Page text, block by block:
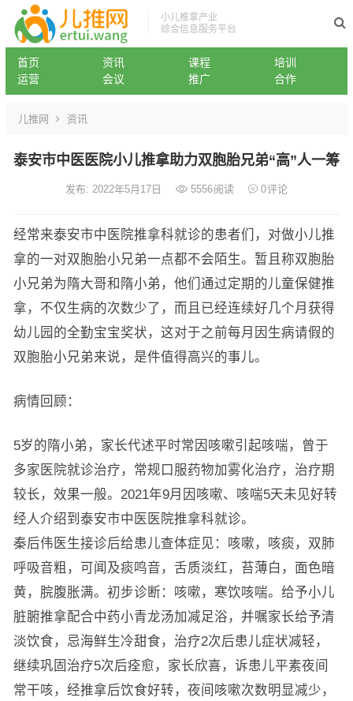
小儿推拿产业
综合信息服务平台
首页 资讯 课程
培训
运营
会议 推广 合作
儿推网 资讯
泰安市中医医院小儿推拿助力双胞胎兄弟“高”人一筹
发布: 2022年5月17日 5556阅读 0评论
经常来泰安市中医院推拿科就诊的患者们，对做小儿推
拿的一对双胞胎小兄弟一点都不会陌生。暂且称双胞胎
小兄弟为隋大哥和隋小弟，他们通过定期的儿童保健推
拿，不仅生病的次数少了，而且已经连续好几个月获得
幼儿园的全勤宝宝奖状，这对于之前每月因生病请假的
双胞胎小兄弟来说，是件值得高兴的事儿。
病情回顾：
5岁的隋小弟，家长代述平时常因咳嗽引起咳喘，曾于
多家医院就诊治疗，常规口服药物加雾化治疗，治疗期
较长，效果一般。2021年9月因咳嗽、咳喘5天未见好转
经人介绍到泰安市中医医院推拿科就诊。
秦后伟医生接诊后给患儿查体症见：咳嗽，咳痰，双肺
呼吸音粗，可闻及痰鸣音，舌质淡红，苔薄白，面色暗
黄，脘腹胀满。初步诊断：咳嗽，寒饮咳喘。给予小儿
脏腑推拿配合中药小青龙汤加减足浴，并嘱家长给予清
淡饮食，忌海鲜生冷甜食，治疗2次后患儿症状减轻，
继续巩固治疗5次后痊愈，家长欣喜，诉患儿平素夜间
常干咳，经推拿后饮食好转，夜间咳嗽次数明显减少，